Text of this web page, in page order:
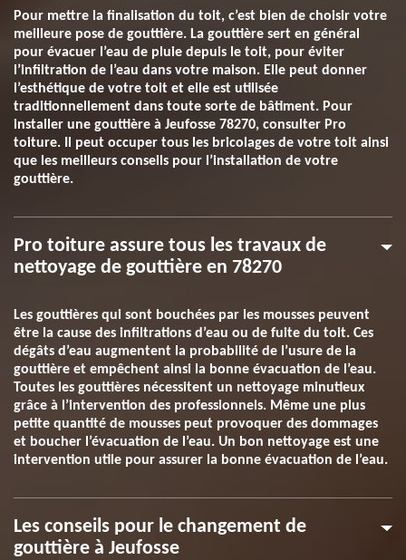
Pour mettre la finalisation du toit, c’est bien de choisir votre
meilleure pose de gouttière. La gouttière sert en général
pour évacuer l’eau de pluie depuis le toit, pour éviter
l’infiltration de l’eau dans votre maison. Elle peut donner
l’esthétique de votre toit et elle est utilisée
traditionnellement dans toute sorte de bâtiment. Pour
installer une gouttière à Jeufosse 78270, consulter Pro
toiture. Il peut occuper tous les bricolages de votre toit ainsi
que les meilleurs conseils pour l’installation de votre
gouttière.
Pro toiture assure tous les travaux de
nettoyage de gouttière en 78270
Les gouttières qui sont bouchées par les mousses peuvent
être la cause des infiltrations d’eau ou de fuite du toit. Ces
dégâts d’eau augmentent la probabilité de l’usure de la
gouttière et empêchent ainsi la bonne évacuation de l’eau.
Toutes les gouttières nécessitent un nettoyage minutieux
grâce à l’intervention des professionnels. Même une plus
petite quantité de mousses peut provoquer des dommages
et boucher l’évacuation de l’eau. Un bon nettoyage est une
intervention utile pour assurer la bonne évacuation de l’eau.
Les conseils pour le changement de
gouttière à Jeufosse